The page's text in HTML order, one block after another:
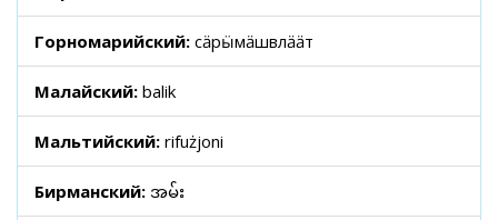
Горномарийский: сӓрӹмӓшвлӓӓт
Малайский: balik
Мальтийский: rifużjoni
Бирманский: အမ်း